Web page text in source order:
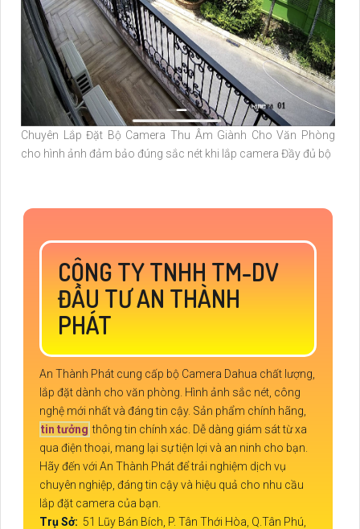
Chuyên Lắp Đặt Bộ Camera Thu Âm Giành Cho Văn Phòng
cho hình ảnh đảm bảo đúng sắc nét khi lắp camera Đầy đủ bộ
CÔNG TY TNHH TM-DV
ĐẦU TƯ AN THÀNH
PHÁT
An Thành Phát cung cấp bộ Camera Dahua chất lượng,
lắp đặt dành cho văn phòng. Hình ảnh sắc nét, công
nghệ mới nhất và đáng tin cậy. Sản phẩm chính hãng,
tin tưởng thông tin chính xác. Dễ dàng giám sát từ xa
qua điện thoại, mang lại sự tiện lợi và an ninh cho bạn.
Hãy đến với An Thành Phát để trải nghiệm dịch vụ
chuyên nghiệp, đáng tin cậy và hiệu quả cho nhu cầu
lắp đặt camera của bạn.
Trụ Sở: 51 Lũy Bán Bích, P. Tân Thới Hòa, Q.Tân Phú,